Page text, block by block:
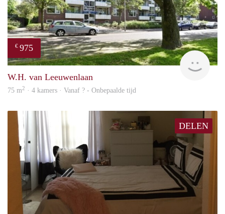
€ 975
W.H. van Leeuwenlaan
75 m2 · 4 kamers · Vanaf ? - Onbepaalde tijd
DELEN